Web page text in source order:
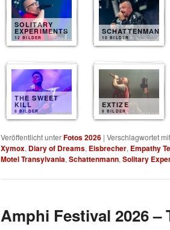
SOLITARY
EXPERIMENTS
12 BILDER
SCHATTENMANN
10 BILDER
THE SWEET
KILL
8 BILDER
EXTIZE
8 BILDER
Veröffentlicht unterFotos 2026 | Verschlagwortet mit
Xymox, Diary of Dreams, Eisbrecher, Empathy
Motel Transylvania, Schattenmann, Solitary
Amphi Festival 2026 –